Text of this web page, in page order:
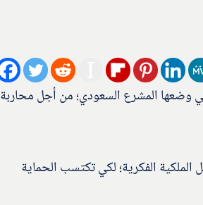
وضعها المشرع السعودي؛ من أجل محاربة
الفكرية؛ لكي تكتسب الحماية